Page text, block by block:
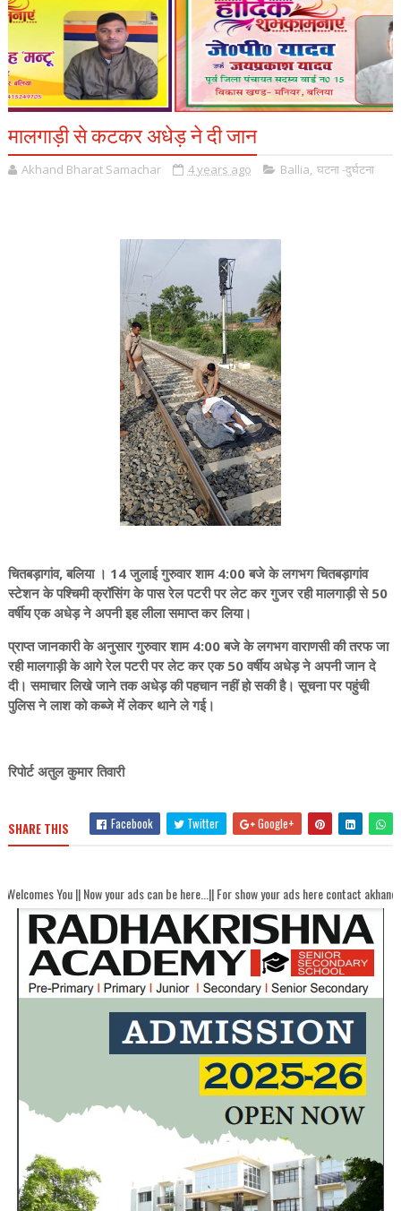
मालगाड़ी से कटकर अधेड़ ने दी जान
Akhand Bharat Samachar 4 years ago Ballia, घटना -दुर्घटना
चितबड़ागांव, बलिया । 14 जुलाई गुरुवार शाम 4:00 बजे के लगभग चितबड़ागांव
स्टेशन के पश्चिमी क्रॉसिंग के पास रेल पटरी पर लेट कर गुजर रही मालगाड़ी से 50
वर्षीय एक अधेड़ ने अपनी इह लीला समाप्त कर लिया।
प्राप्त जानकारी के अनुसार गुरुवार शाम 4:00 बजे के लगभग वाराणसी की तरफ जा
रही मालगाड़ी के आगे रेल पटरी पर लेट कर एक 50 वर्षीय अधेड़ ने अपनी जान दे
दी। समाचार लिखे जाने तक अधेड़ की पहचान नहीं हो सकी है। सूचना पर पहुंची
पुलिस ने लाश को कब्जे में लेकर थाने ले गई।
रिपोर्ट अतुल कुमार तिवारी
SHARE THIS Facebook Twitter Google+
|| Now your ads can be here...|| For show your ads here contact